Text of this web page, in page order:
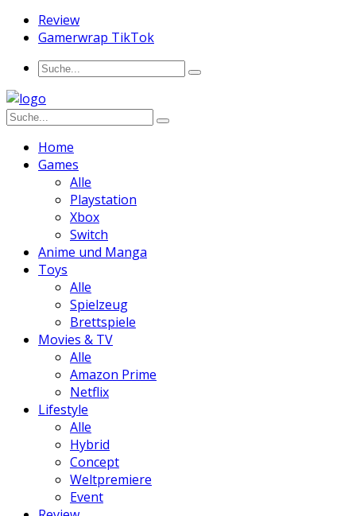
Review
Gamerwrap TikTok
Home
Games
Alle
Playstation
Xbox
Switch
Anime und Manga
Toys
Alle
Spielzeug
Brettspiele
Movies & TV
Alle
Amazon Prime
Netflix
Lifestyle
Alle
Hybrid
Concept
Weltpremiere
Event